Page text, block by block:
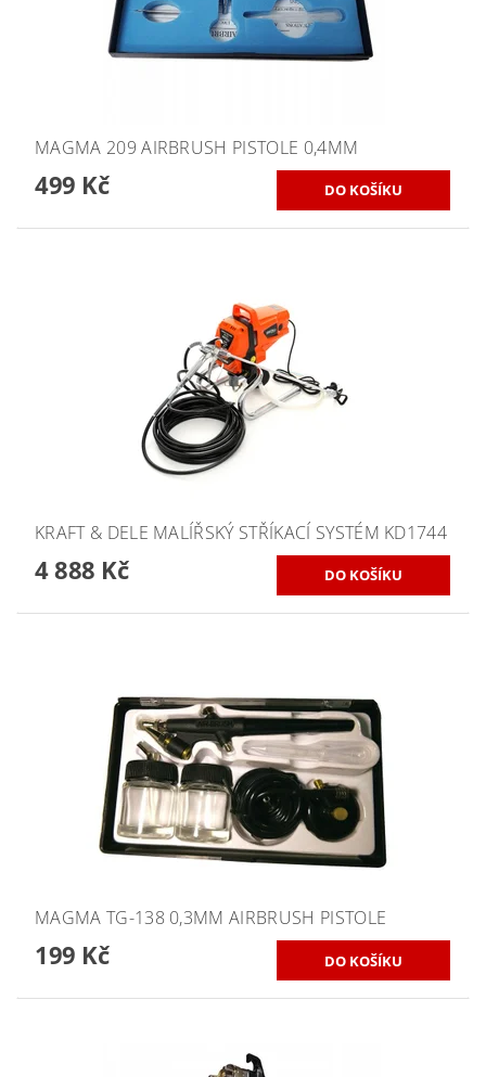
MAGMA 209 AIRBRUSH PISTOLE 0,4MM
499 Kč
KRAFT & DELE MALÍŘSKÝ STŘÍKACÍ SYSTÉM KD1744
4 888 Kč
MAGMA TG-138 0,3MM AIRBRUSH PISTOLE
199 Kč